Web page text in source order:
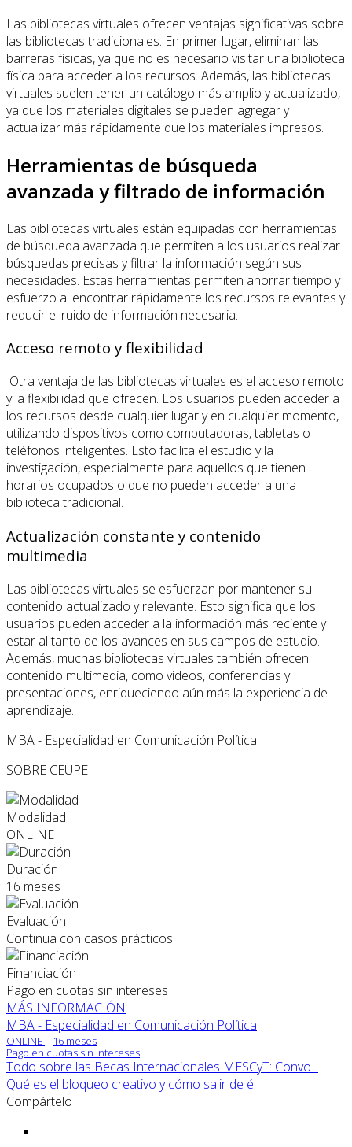
Las bibliotecas virtuales ofrecen ventajas significativas sobre
las bibliotecas tradicionales. En primer lugar, eliminan las
barreras físicas, ya que no es necesario visitar una biblioteca
física para acceder a los recursos. Además, las bibliotecas
virtuales suelen tener un catálogo más amplio y actualizado,
ya que los materiales digitales se pueden agregar y
actualizar más rápidamente que los materiales impresos.
Herramientas de búsqueda
avanzada y filtrado de información
Las bibliotecas virtuales están equipadas con herramientas
de búsqueda avanzada que permiten a los usuarios realizar
búsquedas precisas y filtrar la información según sus
necesidades. Estas herramientas permiten ahorrar tiempo y
esfuerzo al encontrar rápidamente los recursos relevantes y
reducir el ruido de información necesaria.
Acceso remoto y flexibilidad
Otra ventaja de las bibliotecas virtuales es el acceso remoto
y la flexibilidad que ofrecen. Los usuarios pueden acceder a
los recursos desde cualquier lugar y en cualquier momento,
utilizando dispositivos como computadoras, tabletas o
teléfonos inteligentes. Esto facilita el estudio y la
investigación, especialmente para aquellos que tienen
horarios ocupados o que no pueden acceder a una
biblioteca tradicional.
Actualización constante y contenido
multimedia
Las bibliotecas virtuales se esfuerzan por mantener su
contenido actualizado y relevante. Esto significa que los
usuarios pueden acceder a la información más reciente y
estar al tanto de los avances en sus campos de estudio.
Además, muchas bibliotecas virtuales también ofrecen
contenido multimedia, como videos, conferencias y
presentaciones, enriqueciendo aún más la experiencia de
aprendizaje.
MBA - Especialidad en Comunicación Política
SOBRE CEUPE
Modalidad
ONLINE
Duración
16 meses
Evaluación
Continua con casos prácticos
Financiación
Pago en cuotas sin intereses
MÁS INFORMACIÓN
MBA - Especialidad en Comunicación Política
ONLINE
16 meses
Pago en cuotas sin intereses
Todo sobre las Becas Internacionales MESCyT: Convo...
Qué es el bloqueo creativo y cómo salir de él
Compártelo